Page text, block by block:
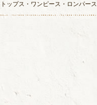
トップス ・ ワンピース ・ ロンパース